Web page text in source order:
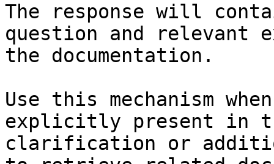
The response will
question and relevant
the documentation.
Use this mechanism
explicitly present in
clarification or